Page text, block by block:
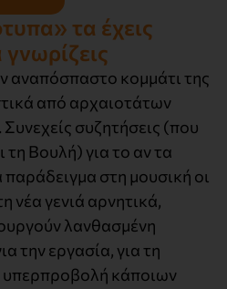
τα έχεις
αναπόσπαστο κομμάτι της
από αρχαιοτάτων
συζητήσεις (που
τη Βουλή) για το αν τα
στη μουσική οι
νέα γενιά αρνητικά,
λανθασμένη
την εργασία, για τη
υπερπροβολή κάποιων